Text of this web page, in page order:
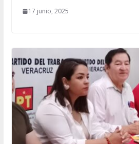
17 junio, 2025